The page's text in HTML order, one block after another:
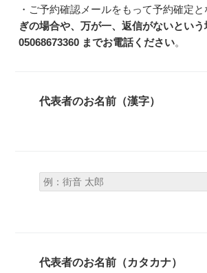
・ご予約確認メールをもって予約確定と
ぎの場合や、万が一、返信がないとい
05068673360 までお電話ください。
代表者のお名前（漢字）
代表者のお名前（カタカナ）